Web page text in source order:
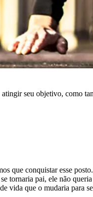
seu objetivo, como
que conquistar esse
tornaria pai, ele não
vida que o mudaria para